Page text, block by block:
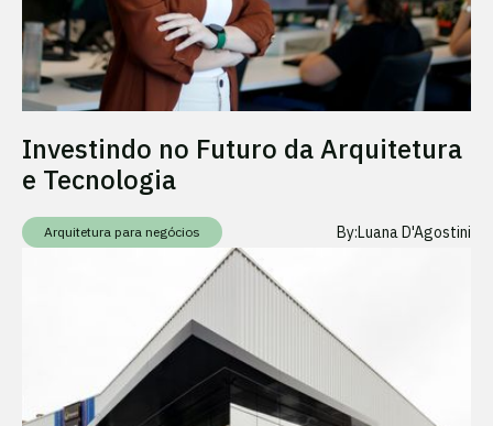
Investindo no Futuro da Arquitetura
e Tecnologia
Arquitetura para negócios By:Luana D'Agostini